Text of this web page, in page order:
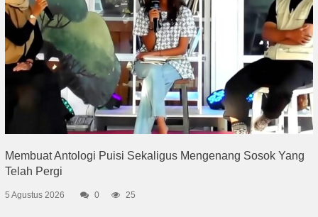
Membuat Antologi Puisi Sekaligus Mengenang Sosok Yang
Telah Pergi
5 Agustus 2026 0 25